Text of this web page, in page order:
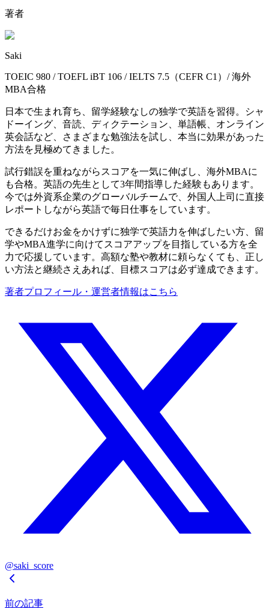
著者
Saki
TOEIC 980 / TOEFL iBT 106 / IELTS 7.5（CEFR C1）/ 海外
MBA合格
日本で生まれ育ち、留学経験なしの独学で英語を習得。シャ
ドーイング、音読、ディクテーション、単語帳、オンライン
英会話など、さまざまな勉強法を試し、本当に効果があった
方法を見極めてきました。
試行錯誤を重ねながらスコアを一気に伸ばし、海外MBAに
も合格。英語の先生として3年間指導した経験もあります。
今では外資系企業のグローバルチームで、外国人上司に直接
レポートしながら英語で毎日仕事をしています。
できるだけお金をかけずに独学で英語力を伸ばしたい方、留
学やMBA進学に向けてスコアアップを目指している方を全
力で応援しています。高額な塾や教材に頼らなくても、正し
い方法と継続さえあれば、目標スコアは必ず達成できます。
著者プロフィール・運営者情報はこちら
@saki_score
前の記事